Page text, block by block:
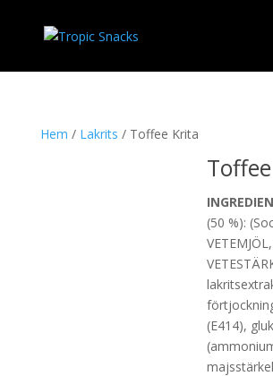
Hem / Lakrits / Toffee Krita
(50 %):
(E414),